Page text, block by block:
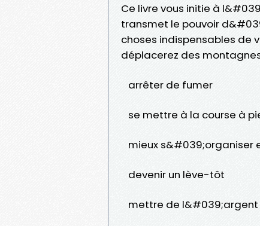
Ce livre vous initie à
transmet le pouvoir
choses indispensables de
déplacerez des
arrêter de fumer
se mettre à la course à
mieux s&#039;organiser
devenir un lève-tôt
mettre de